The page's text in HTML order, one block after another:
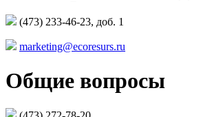
(473) 233-46-23, доб. 1
marketing@ecoresurs.ru
Общие вопросы